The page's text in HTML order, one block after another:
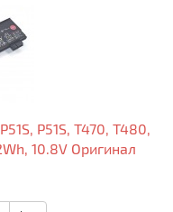
P51S, T470, T480,
10.8V Оригинал